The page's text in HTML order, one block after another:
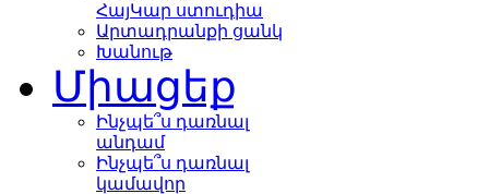
ՀայԿար ստուդիա
Արտադրանքի ցանկ
Խանութ
Միացեք
Ինչպե՞ս դառնալ
անդամ
Ինչպե՞ս դառնալ
կամավոր